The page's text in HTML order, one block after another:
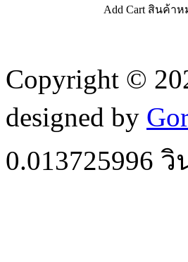
Add Cart สินค้าห
Copyright ©
designed by
0.013725996 วิ